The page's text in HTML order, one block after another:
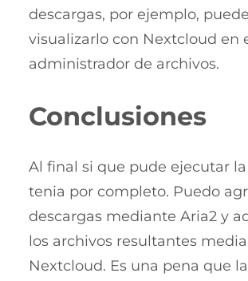
descargas, por ejemplo,
visualizarlo con Nextcloud en
administrador de archivos.
Conclusiones
Al final si que pude ejecutar
tenia por completo. Puedo
descargas mediante Aria2 y
los archivos resultantes
Nextcloud. Es una pena que